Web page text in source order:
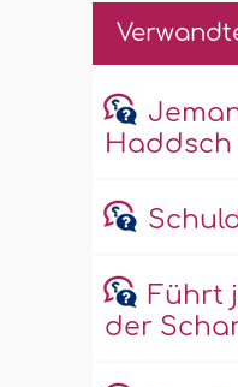
Haddsch
Führt
der